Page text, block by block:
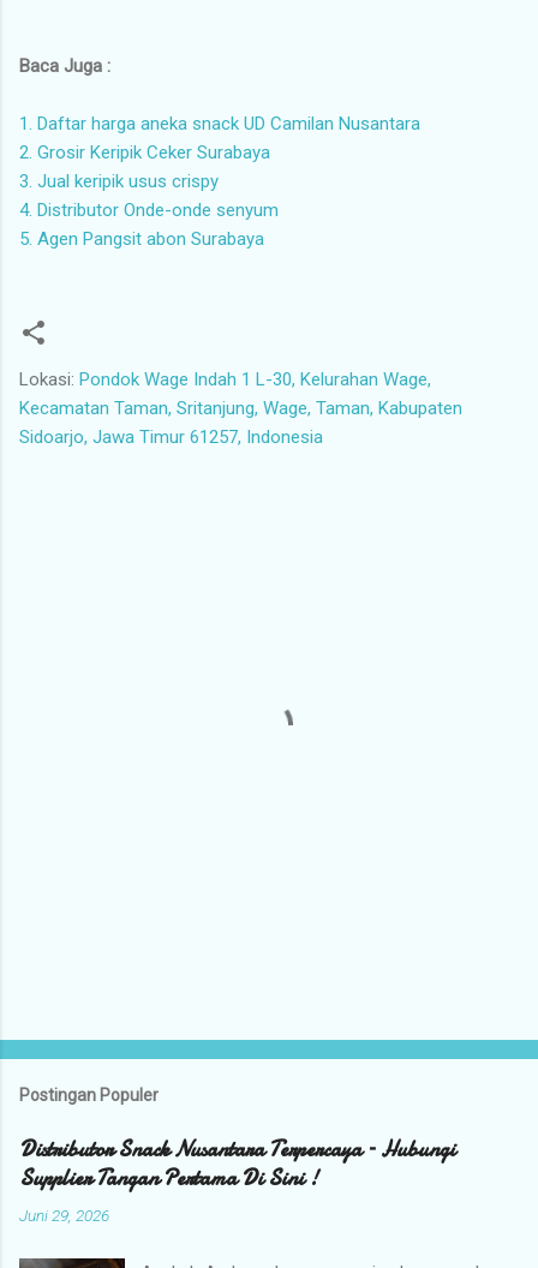
Baca Juga :
1. Daftar harga aneka snack UD Camilan Nusantara
2. Grosir Keripik Ceker Surabaya
3. Jual keripik usus crispy
4. Distributor Onde-onde senyum
5. Agen Pangsit abon Surabaya
Lokasi: Pondok Wage Indah 1 L-30, Kelurahan Wage,
Kecamatan Taman, Sritanjung, Wage, Taman, Kabupaten
Sidoarjo, Jawa Timur 61257, Indonesia
Postingan Populer
Distributor Snack Nusantara Terpercaya – Hubungi
Supplier Tangan Pertama Di Sini !
Juni 29, 2026